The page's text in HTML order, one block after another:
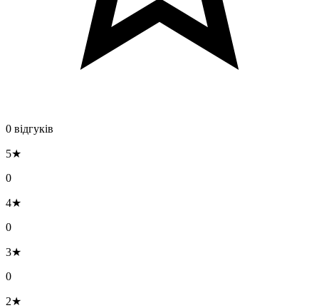
0 відгуків
5★
0
4★
0
3★
0
2★